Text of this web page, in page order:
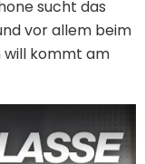
sucht das
vor allem beim
will kommt am